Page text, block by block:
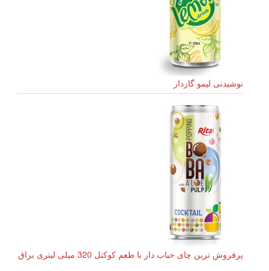
نوشیدنی لیمو گازدار
پرفروش ترین چای حباب دار با طعم کوکتل 320 میلی لیتری براق